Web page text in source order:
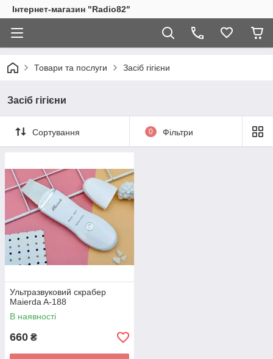
Інтернет-магазин "Radio82"
Товари та послуги Засіб гігієни
Засіб гігієни
Сортування 0 Фільтри
Ультразвуковий скрабер
Maierda A-188
В наявності
660 ₴